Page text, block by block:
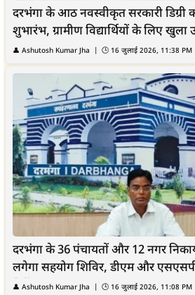
दरभंगा के आठ नवस्वीकृत सरकारी डिग्री
शुभारंभ, ग्रामीण विद्यार्थियों के लिए खुला
👤 Ashutosh Kumar Jha | 🕒 16 जुलाई 2026, 11:38 PM
दरभंगा के 36 पंचायतों और 12 नगर
लगेगा सहयोग शिविर, डीएम और
निर्देश
👤 Ashutosh Kumar Jha | 🕒 16 जुलाई 2026, 11:08 PM